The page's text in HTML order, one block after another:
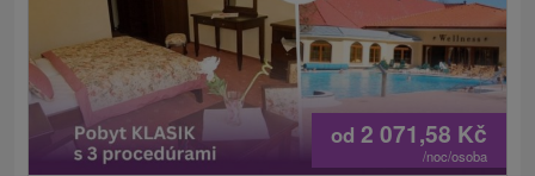
od 2 071,58 Kč
/noc/osoba